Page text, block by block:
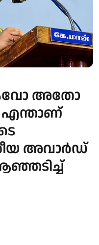
അതോ
എന്താണ്
അവാർഡ്